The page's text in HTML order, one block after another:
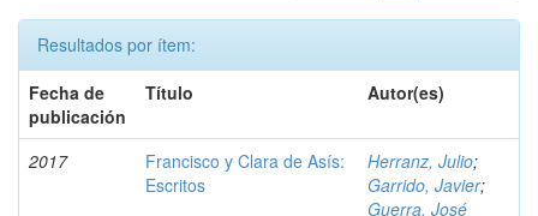
Resultados por ítem:
Fecha de
publicación
Título Autor(es)
2017
Francisco y Clara de Asís:
Escritos
Herranz, Julio;
Garrido, Javier;
Guerra, José